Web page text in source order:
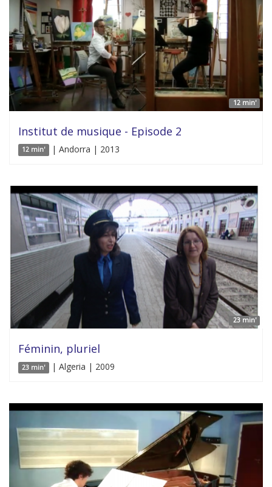
12 min'
Institut de musique - Episode 2
12 min' | Andorra | 2013
23 min'
Féminin, pluriel
23 min' | Algeria | 2009